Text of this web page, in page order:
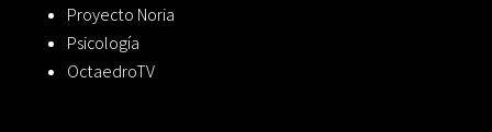
Proyecto Noria
Psicología
OctaedroTV